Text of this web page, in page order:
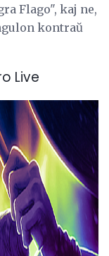
Flago", kaj ne,
kontraŭ
Live